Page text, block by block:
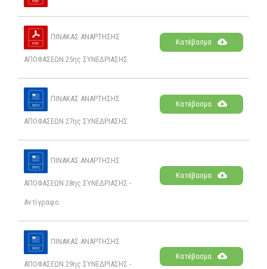
ΠΙΝΑΚΑΣ ΑΝΑΡΤΗΣΗΣ
ΑΠΟΦΑΣΕΩΝ 25ης ΣΥΝΕΔΡΙΑΣΗΣ
Κατέβασμα
ΠΙΝΑΚΑΣ ΑΝΑΡΤΗΣΗΣ
ΑΠΟΦΑΣΕΩΝ 27ης ΣΥΝΕΔΡΙΑΣΗΣ
Κατέβασμα
ΠΙΝΑΚΑΣ ΑΝΑΡΤΗΣΗΣ
ΑΠΟΦΑΣΕΩΝ 28ης ΣΥΝΕΔΡΙΑΣΗΣ -
Αντίγραφο
Κατέβασμα
ΠΙΝΑΚΑΣ ΑΝΑΡΤΗΣΗΣ
ΑΠΟΦΑΣΕΩΝ 29ης ΣΥΝΕΔΡΙΑΣΗΣ -
Κατέβασμα